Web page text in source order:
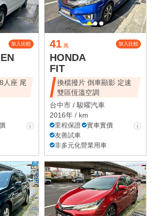
加入比較
人座 尾
41 萬 加入比較
HONDA
FIT
換檔撥片 倒車顯影 定速
雙區恆溫空調
台中市 / 駿曜汽車
2016年 / km
里程保證
實車實價
友善試車
非多元化營業用車